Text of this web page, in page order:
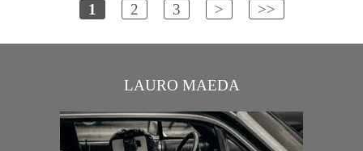
1 2 3 > >>
LAURO MAEDA